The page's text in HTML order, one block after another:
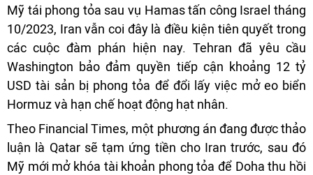
Mỹ tái phong tỏa sau vụ Hamas tấn công Israel tháng
10/2023, Iran vẫn coi đây là điều kiện tiên quyết trong
các cuộc đàm phán hiện nay. Tehran đã yêu cầu
Washington bảo đảm quyền tiếp cận khoảng 12 tỷ
USD tài sản bị phong tỏa để đổi lấy việc mở eo biển
Hormuz và hạn chế hoạt động hạt nhân.
Theo Financial Times, một phương án đang được thảo
luận là Qatar sẽ tạm ứng tiền cho Iran trước, sau đó
Mỹ mới mở khóa tài khoản phong tỏa để Doha thu hồi